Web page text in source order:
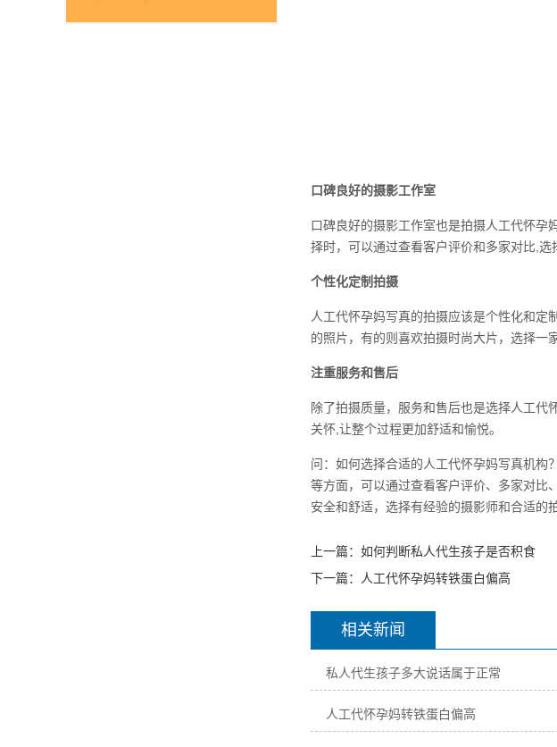
口碑良好的摄影工作室
口碑良好的摄影工作室也是拍摄人工代怀孕
择时，可以通过查看客户评价和多家对比,选
个性化定制拍摄
人工代怀孕妈写真的拍摄应该是个性化和定
的照片，有的则喜欢拍摄时尚大片，选择一
注重服务和售后
除了拍摄质量，服务和售后也是选择人工代
关怀,让整个过程更加舒适和愉悦。
问：如何选择合适的人工代怀孕妈写真机构
等方面，可以通过查看客户评价、多家对比
安全和舒适，选择有经验的摄影师和合适的
上一篇： 如何判断私人代生孩子是否积食
下一篇：
人工代怀孕妈转铁蛋白偏高
相关新闻
私人代生孩子多大说话属于正常
人工代怀孕妈转铁蛋白偏高